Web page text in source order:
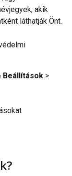
akik
láthatják Önt.
Beállítások >